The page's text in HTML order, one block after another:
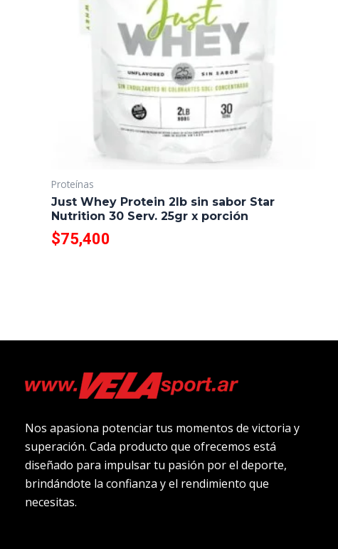
Proteínas
Just Whey Protein 2lb sin sabor Star
Nutrition 30 Serv. 25gr x porción
$75,400
Nos apasiona potenciar tus momentos de victoria y
superación. Cada producto que ofrecemos está
diseñado para impulsar tu pasión por el deporte,
brindándote la confianza y el rendimiento que
necesitas.